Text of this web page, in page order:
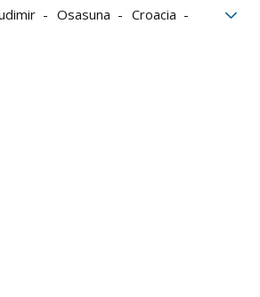
Osasuna
Croacia